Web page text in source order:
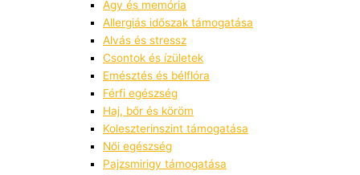
Agy és memória
Allergiás időszak támogatása
Alvás és stressz
Csontok és ízületek
Emésztés és bélflóra
Férfi egészség
Haj, bőr és köröm
Koleszterinszint támogatása
Női egészség
Pajzsmirigy támogatása